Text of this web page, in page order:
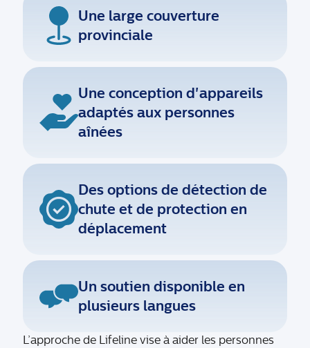
Une large couverture
provinciale
Une conception d'appareils
adaptés aux personnes
aînées
Des options de détection de
chute et de protection en
déplacement
Un soutien disponible en
plusieurs langues
L’approche de Lifeline vise à aider les personnes